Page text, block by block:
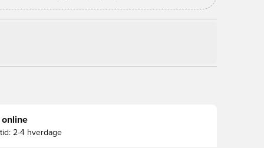
online
2-4 hverdage